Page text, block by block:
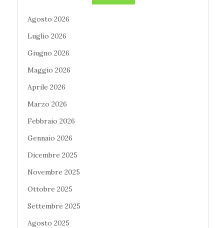
Agosto 2026
Luglio 2026
Giugno 2026
Maggio 2026
Aprile 2026
Marzo 2026
Febbraio 2026
Gennaio 2026
Dicembre 2025
Novembre 2025
Ottobre 2025
Settembre 2025
Agosto 2025